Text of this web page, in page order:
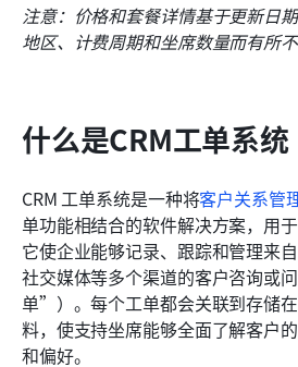
注意：价格和套餐详情基于更新日
地区、计费周期和坐席数量而有所不
什么是CRM工单系统
CRM 工单系统是一种将客户关系管
单功能相结合的软件解决方案，用
它使企业能够记录、跟踪和管理来
社交媒体等多个渠道的客户咨询或
单”）。每个工单都会关联到存储
料，使支持坐席能够全面了解客户
和偏好。